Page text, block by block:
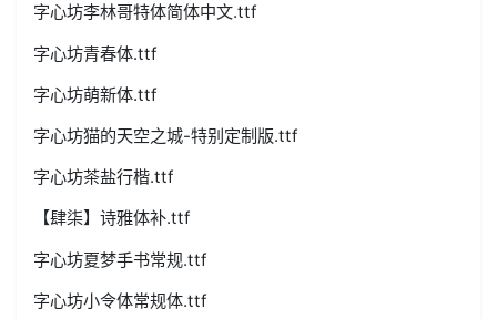
字心坊李林哥特体简体中文.ttf
字心坊青春体.ttf
字心坊萌新体.ttf
字心坊猫的天空之城-特别定制版.ttf
字心坊茶盐行楷.ttf
【肆柒】诗雅体补.ttf
字心坊夏梦手书常规.ttf
字心坊小令体常规体.ttf